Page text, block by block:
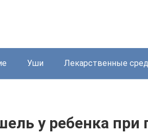
Уши Лекарственные
у ребенка при